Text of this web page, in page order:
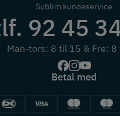
Sublim kundeservice
92 45
Man-tors: 8 til 15 & Fre: 8
Betal med